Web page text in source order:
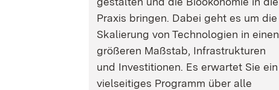
Praxis bringen. Dabei geht es um die
Skalierung von Technologien in einen
größeren Maßstab, Infrastrukturen
und Investitionen. Es erwartet Sie ein
vielseitiges Programm über alle